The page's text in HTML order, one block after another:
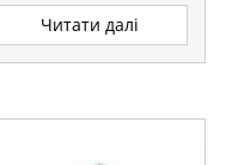
Читати далі